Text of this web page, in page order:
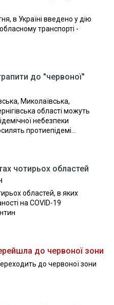
в Україні введено у дію
транспорті -
до "червоної"
Миколаївська,
області можуть
небезпеки
протиепідемі...
чотирьох областей
областей, в яких
на COVID-19
до червоної зони
до червоної зони